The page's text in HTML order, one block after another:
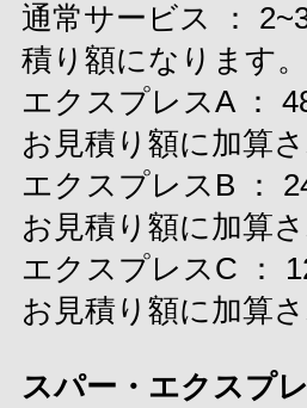
通常サービス ：
積り額になります
エクスプレスA ：
お見積り額に加算
エクスプレスB ：
お見積り額に加算
エクスプレスC ：
お見積り額に加算
スパー・エクスプ